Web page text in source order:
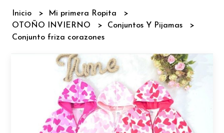
Inicio
Mi primera Ropita
OTOÑO INVIERNO
Conjuntos Y Pijamas
Conjunto friza corazones